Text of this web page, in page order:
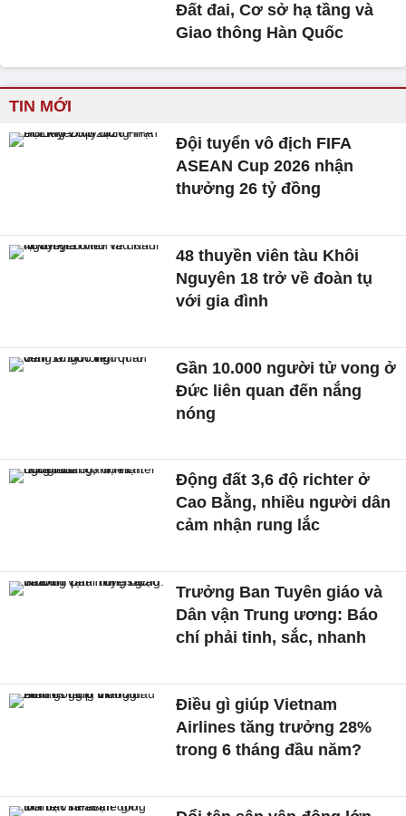
Đất đai, Cơ sở hạ tầng và
Giao thông Hàn Quốc
TIN MỚI
Đội tuyển vô địch FIFA
ASEAN Cup 2026 nhận
thưởng 26 tỷ đồng
48 thuyền viên tàu Khôi
Nguyên 18 trở về đoàn tụ
với gia đình
Gần 10.000 người tử vong ở
Đức liên quan đến nắng
nóng
Động đất 3,6 độ richter ở
Cao Bằng, nhiều người dân
cảm nhận rung lắc
Trưởng Ban Tuyên giáo và
Dân vận Trung ương: Báo
chí phải tinh, sắc, nhanh
Điều gì giúp Vietnam
Airlines tăng trưởng 28%
trong 6 tháng đầu năm?